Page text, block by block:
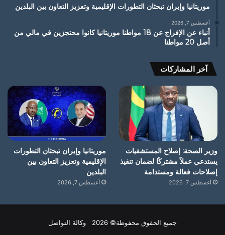
موريتانيا وإيران تبحثان التطورات الإقليمية وتعزيز التعاون بين البلدين
أغسطس 7, 2026
أنباء عن الإفراج عن 18 مواطنا موريتانيا كانوا محتجزين في مالي من
أصل 20 مواطنا
آخر المشاركات
وزير الصحة: إصلاح المستشفيات
يستدعي عملاً مشتركًا لضمان تنفيذ
إصلاحات فعالة ومستدامة
أغسطس 7, 2026
موريتانيا وإيران تبحثان التطورات
الإقليمية وتعزيز التعاون بين
البلدين
أغسطس 7, 2026
جميع الحقوق محفوظة© 2026 وكالة التواصل